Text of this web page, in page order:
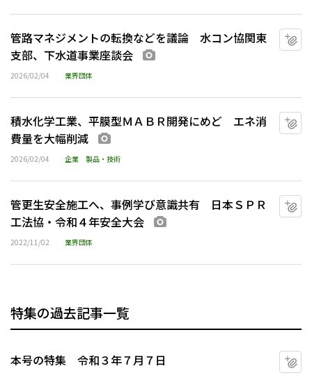
管路マネジメントの転換などを議論 水コン協関東
支部、下水道事業座談会
2026/02/04 業界団体
積水化学工業、平膜型ＭＡＢＲ開発にめど エネ消
費量を大幅削減
2026/02/04 企業 製品・技術
管更生安全施工へ、事例学び意識共有 日本ＳＰＲ
工法協・令和４年安全大会
2022/11/02 業界団体
特集の過去記事一覧
本号の特集 令和３年７月７日